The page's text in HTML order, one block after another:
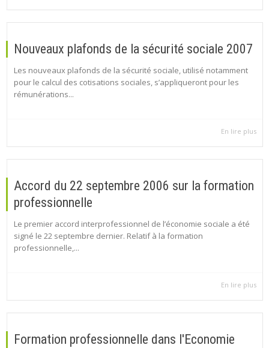
Nouveaux plafonds de la sécurité sociale 2007
Les nouveaux plafonds de la sécurité sociale, utilisé notamment
pour le calcul des cotisations sociales, s’appliqueront pour les
rémunérations...
En lire plus
Accord du 22 septembre 2006 sur la formation
professionnelle
Le premier accord interprofessionnel de l’économie sociale a été
signé le 22 septembre dernier. Relatif à la formation
professionnelle,...
En lire plus
Formation professionnelle dans l'Economie